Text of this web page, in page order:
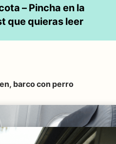
– Pincha en la
que quieras leer
barco con perro